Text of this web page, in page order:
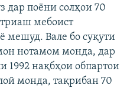
дар поёни солҳои 70
мебоист
мешуд. Вале бо суқути
нотамом монда, дар
1992 нақбҳои обпартои
монда, тақрибан 70